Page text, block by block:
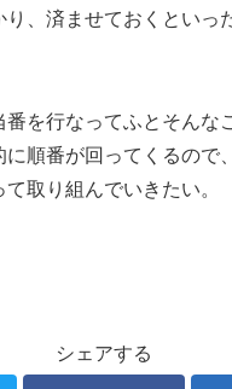
り、済ませておくといっ
番を行なってふとそんな
に順番が回ってくるので
取り組んでいきたい。
シェアする